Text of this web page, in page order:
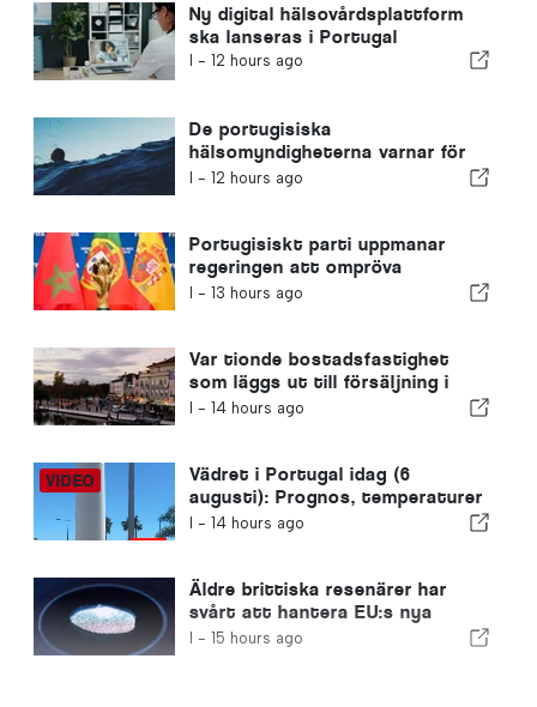
Ny digital hälsovårdsplattform
ska lanseras i Portugal
I - 12 hours ago
De portugisiska
hälsomyndigheterna varnar för
farorna med drunkning
I - 12 hours ago
Portugisiskt parti uppmanar
regeringen att ompröva
Marockos värdskap för VM 2030
I - 13 hours ago
Var tionde bostadsfastighet
som läggs ut till försäljning i
Portugal säljs på mindre än en
I - 14 hours ago
Vädret i Portugal idag (6
augusti): Prognos, temperaturer
och vad man kan förvänta sig
I - 14 hours ago
Äldre brittiska resenärer har
svårt att hantera EU:s nya
fingeravtryckskontroller
I - 15 hours ago